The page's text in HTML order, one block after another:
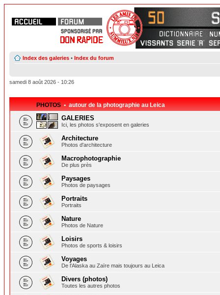
Index des galeries • Index du forum
samedi 8 août 2026 - 10:26
PHOTOS • autour de la photographie au Leica
GALERIES
Ici, les photos s'exposent en galeries
Architecture
Photos d'architecture
Macrophotographie
De plus près
Paysages
Photos de paysages
Portraits
Portraits
Nature
Photos de Nature
Loisirs
Photos de sports & loisirs
Voyages
De l'Alaska au Zaïre mais toujours au Leica
Divers (photos)
Toutes les autres photos